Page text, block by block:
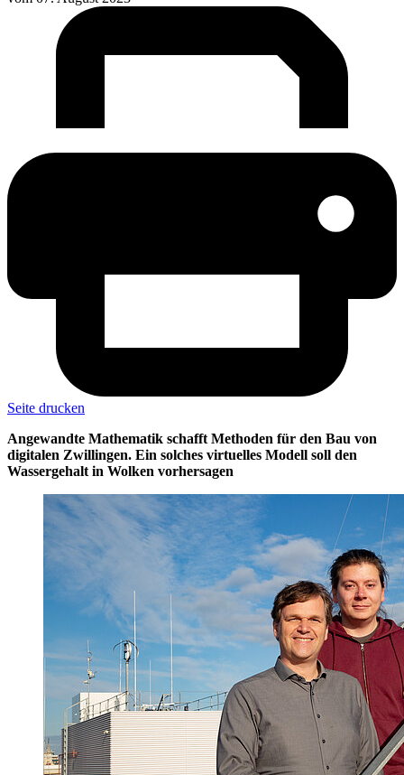
Seite drucken
Angewandte Mathematik schafft Methoden für den Bau von
digitalen Zwillingen. Ein solches virtuelles Modell soll den
Wassergehalt in Wolken vorhersagen